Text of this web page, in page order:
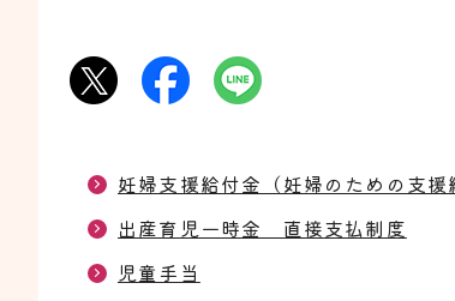
妊婦支援給付金（妊婦のための支援
出産育児一時金 直接支払制度
児童手当